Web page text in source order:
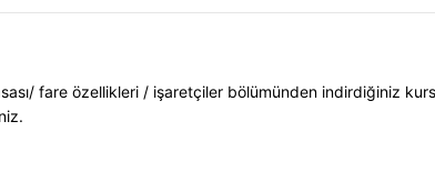
fare özellikleri / işaretçiler bölümünden indirdiğiniz